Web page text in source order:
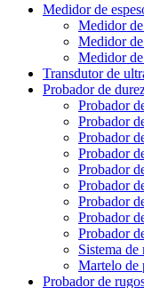
Medidor de
Medidor
Medidor
Medidor
Transdutor de
Probador de
Probador
Probador
Probador
Probador
Probador
Probador
Probador
Probador
Probador
Sistema
Martelo de
Probador de